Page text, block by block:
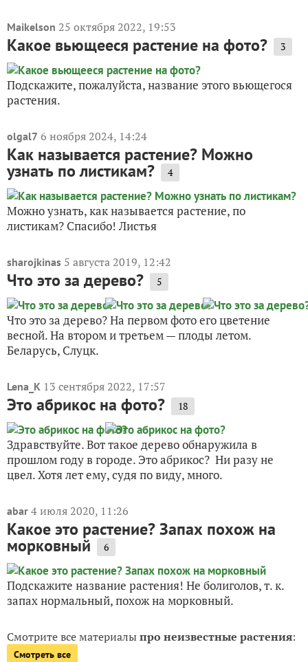
Maikelson 25 октября 2022, 19:53
Какое вьющееся растение на фото? 3
Подскажите, пожалуйста, название этого вьющегося
растения.
olgal7 6 ноября 2024, 14:24
Как называется растение? Можно
узнать по листикам? 4
Можно узнать, как называется растение, по
листикам? Спасибо! Листья
sharojkinas 5 августа 2019, 12:42
Что это за дерево? 5
Что это за дерево? На первом фото его цветение
весной. На втором и третьем — плоды летом.
Беларусь, Слуцк.
Lena_K 13 сентября 2022, 17:57
Это абрикос на фото? 18
Здравствуйте. Вот такое дерево обнаружила в
прошлом году в городе. Это абрикос? Ни разу не
цвел. Хотя лет ему, судя по виду, много.
abar 4 июля 2020, 11:26
Какое это растение? Запах похож на
морковный 6
Подскажите название растения! Не болиголов, т. к.
запах нормальный, похож на морковный.
Смотрите все материалыпро неизвестные растения:
Смотреть все